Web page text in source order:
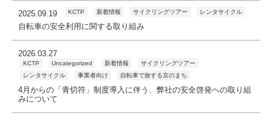
2025.09.19 KCTP 新着情報 サイクリングツアー レンタサイクル
自転車の安全利用に関する取り組み
2026.03.27
KCTP Uncategorized 新着情報
サイクリングツアー
レンタサイクル
事業者向け 自転車で旅する京のまち
4月からの「青切符」制度導入に伴う、弊社の安全啓発への取り組
みについて